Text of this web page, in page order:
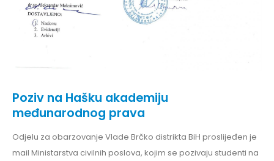
Poziv na Hašku akademiju
međunarodnog prava
Odjelu za obarzovanje Vlade Brčko distrikta BiH proslijeđen je
mail Ministarstva civilnih poslova, kojim se pozivaju studenti na